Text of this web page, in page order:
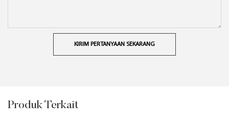
KIRIM PERTANYAAN SEKARANG
Produk Terkait